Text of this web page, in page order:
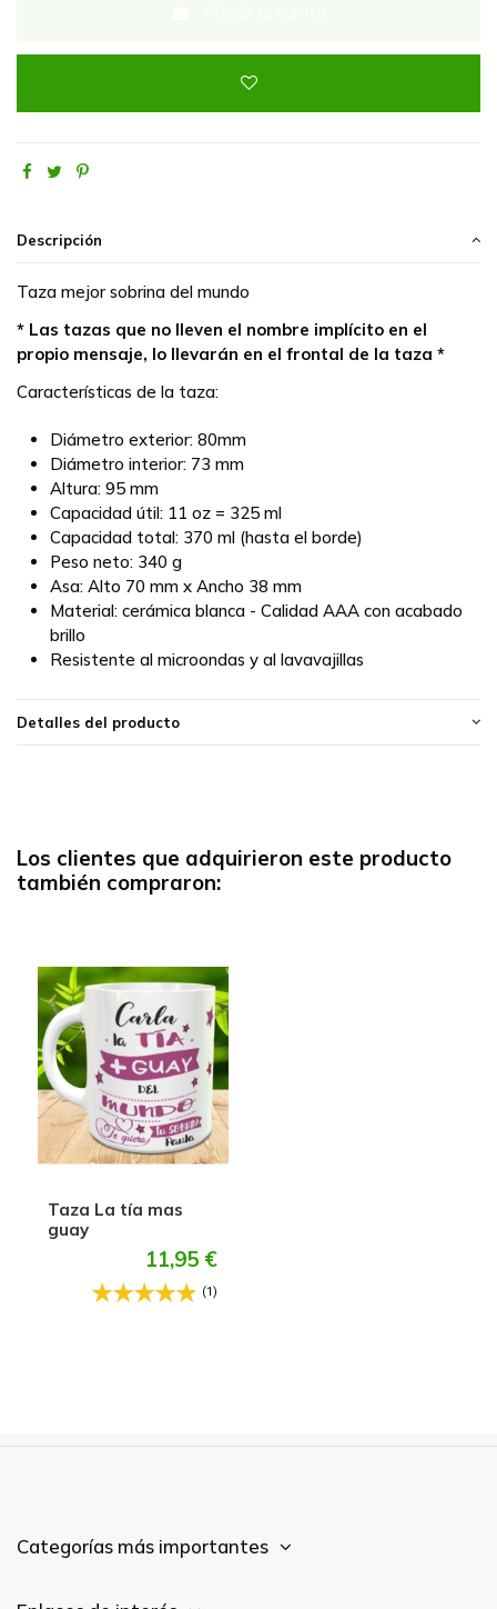
Descripción
Taza mejor sobrina del mundo
* Las tazas que no lleven el nombre implícito en el
propio mensaje, lo llevarán en el frontal de la taza *
Características de la taza:
Diámetro exterior: 80mm
Diámetro interior: 73 mm
Altura: 95 mm
Capacidad útil: 11 oz = 325 ml
Capacidad total: 370 ml (hasta el borde)
Peso neto: 340 g
Asa: Alto 70 mm x Ancho 38 mm
Material: cerámica blanca - Calidad AAA con acabado
brillo
Resistente al microondas y al lavavajillas
Detalles del producto
Los clientes que adquirieron este producto
también compraron:
Taza La tía mas
guay
11,95 €
(1)
Categorías más importantes